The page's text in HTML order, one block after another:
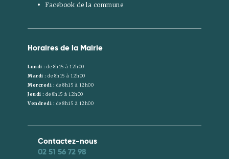
Facebook de la commune
Horaires de la Mairie
Lundi : de 8h15 à 12h00
Mardi : de 8h15 à 12h00
Mercredi : de 8h15 à 12h00
Jeudi : de 8h15 à 12h00
Vendredi : de 8h15 à 12h00
Contactez-nous
02 51 56 72 98